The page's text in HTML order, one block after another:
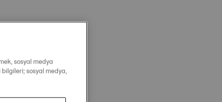
sosyal medya
bilgileri; sosyal medya,